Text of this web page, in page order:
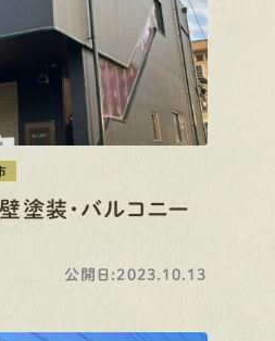
装・バルコニー
公開日:2023.10.13